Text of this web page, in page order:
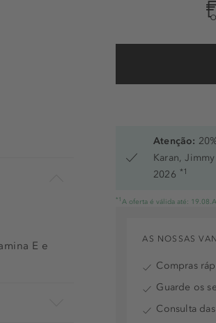
Atenção:
Karan,
2026 *1
*1 A oferta é válida até:
E e
AS NOSSAS
Compras
Guarde os
Consulta